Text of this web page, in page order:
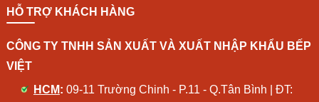
HỖ TRỢ KHÁCH HÀNG
CÔNG TY TNHH SẢN XUẤT VÀ XUẤT NHẬP KHẨU BẾP
VIỆT
HCM: 09-11 Trường Chinh - P.11 - Q.Tân Bình | ĐT: